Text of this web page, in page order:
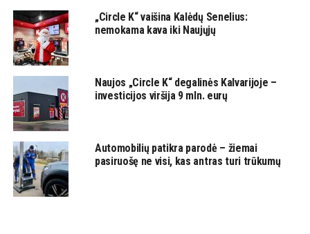
„Circle K“ vaišina Kalėdų Senelius:
nemokama kava iki Naujųjų
Naujos „Circle K“ degalinės Kalvarijoje –
investicijos viršija 9 mln. eurų
Automobilių patikra parodė – žiemai
pasiruošę ne visi, kas antras turi trūkumų